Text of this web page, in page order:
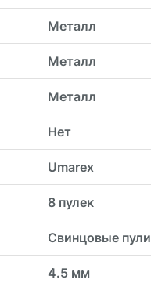
Металл
Металл
Металл
Нет
Umarex
8 пулек
Свинцовые пули
4.5 мм